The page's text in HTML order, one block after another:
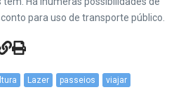
para uso de transporte público.
Lazer passeios
viajar